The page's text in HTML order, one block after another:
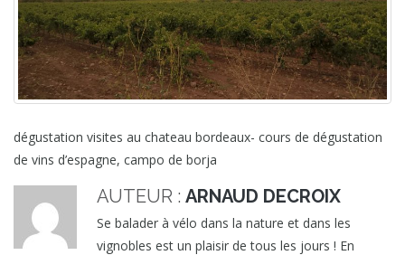
dégustation visites au chateau bordeaux- cours de dégustation
de vins d’espagne, campo de borja
AUTEUR : ARNAUD DECROIX
Se balader à vélo dans la nature et dans les
vignobles est un plaisir de tous les jours ! En